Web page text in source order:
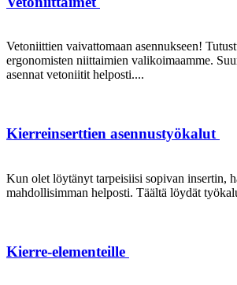
Vetoniittien vaivattomaan asennukseen!
ergonomisten niittaimien valikoimaamme.
asennat vetoniitit helposti....
Kierreinserttien asennustyökalut
Kun olet löytänyt tarpeisiisi sopivan insertin,
mahdollisimman helposti. Täältä löydät
Kierre-elementeille